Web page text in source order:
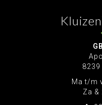
8239
Ma t/m
Za &